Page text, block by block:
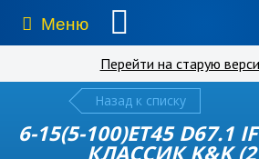
Меню
Перейти на старую
Назад к списку
6-15(5-100)ET45 D67.1
КЛАССИК K&K